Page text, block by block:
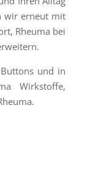
wir erneut mit
Rheuma bei
und in
Wirkstoffe,